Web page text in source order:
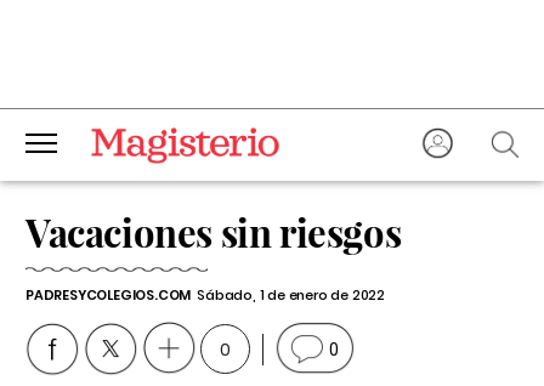
Vacaciones sin riesgos
PADRESYCOLEGIOS.COM Sábado, 1 de enero de 2022
0 0